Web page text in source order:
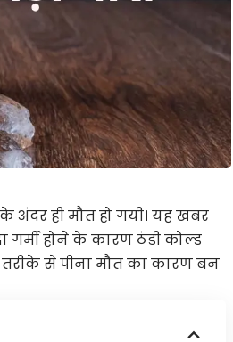
अंदर ही मौत हो गयी। यह खबर
होने के कारण ठंडी कोल्ड
से पीना मौत का कारण बन